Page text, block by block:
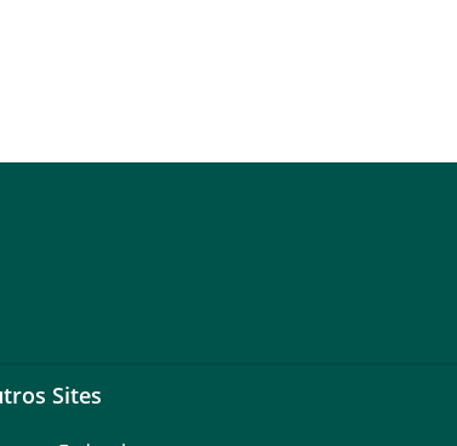
Sites